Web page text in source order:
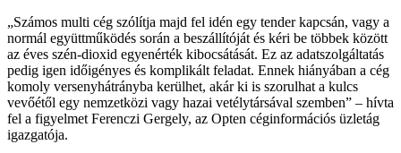
Számos multi cég szólítja majd fel idén egy tender kapcsán, vagy a
normál együttműködés során a beszállítóját és kéri be többek között
az éves szén-dioxid egyenérték kibocsátását. Ez az adatszolgáltatás
pedig igen időigényes és komplikált feladat. Ennek hiányában a cég
komoly versenyhátrányba kerülhet, akár ki is szorulhat a kulcs
vevőétől egy nemzetközi vagy hazai vetélytársával szemben
– hívta
fel a figyelmet Ferenczi Gergely, az Opten céginformációs üzletág
igazgatója.